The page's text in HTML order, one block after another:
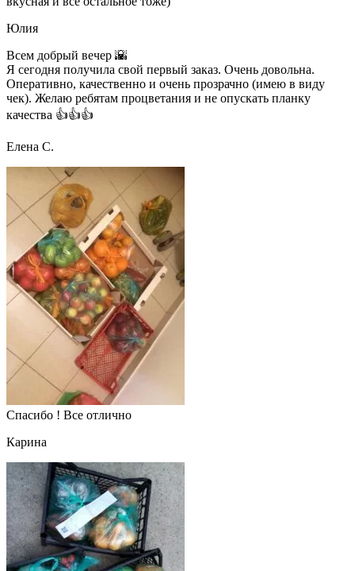
Юлия
Всем добрый вечер 🌇
Я сегодня получила свой первый заказ. Очень довольна.
Оперативно, качественно и очень прозрачно (имею в виду
чек). Желаю ребятам процветания и не опускать планку
качества 👍👍👍
Елена С.
Спасибо ! Все отлично
Карина